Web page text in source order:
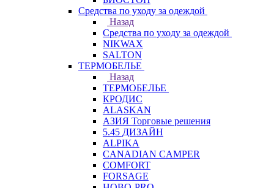
Средства по уходу за одеждой
Назад
Средства по уходу за одеждой
NIKWAX
SALTON
ТЕРМОБЕЛЬЕ
Назад
ТЕРМОБЕЛЬЕ
КРОДИС
ALASKAN
АЗИЯ Торговые решения
5.45 ДИЗАЙН
ALPIKA
CANADIAN CAMPER
COMFORT
FORSAGE